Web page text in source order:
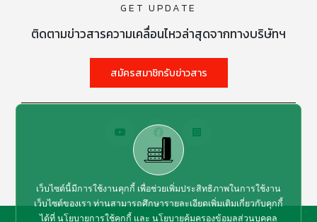
เว็บไซต์นี้มีการใช้งานคุกกี้ เพื่อช่วยเพิ่มประสิทธิภาพในการใช้งาน
เว็บไซต์ของเรา ท่านสามารถศึกษารายละเอียดเพิ่มเติมเกี่ยวกับคุกกี้
ได้ที่นโยบายการใช้คุกกี้ และ นโยบายคุ้มครองข้อมูลส่วนบุคคล
GET UPDATE
ติดตามข่าวสารความเคลื่อนไหวล่าสุดจากทางบริษัทฯ
สมัครสมาชิกรับข่าวสาร